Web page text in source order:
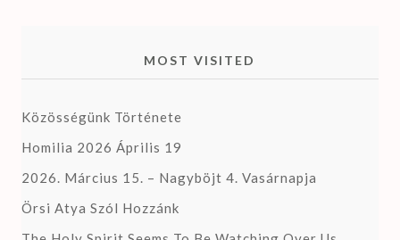
MOST VISITED
Közösségünk Története
Homilia 2026 Április 19
2026. Március 15. – Nagyböjt 4. Vasárnapja
Örsi Atya Szól Hozzánk